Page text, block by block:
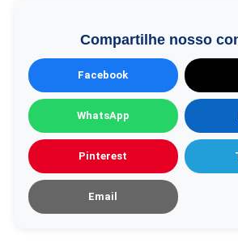
Compartilhe nosso
Facebook
WhatsApp
Pinterest
Email